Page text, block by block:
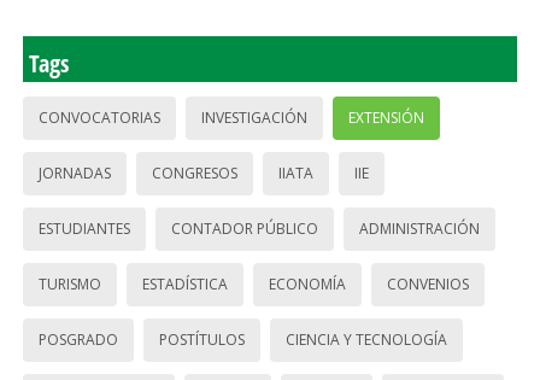
Tags
CONVOCATORIAS INVESTIGACIÓN EXTENSIÓN
JORNADAS CONGRESOS IIATA IIE
ESTUDIANTES CONTADOR PÚBLICO ADMINISTRACIÓN
TURISMO ESTADÍSTICA ECONOMÍA CONVENIOS
POSGRADO POSTÍTULOS CIENCIA Y TECNOLOGÍA